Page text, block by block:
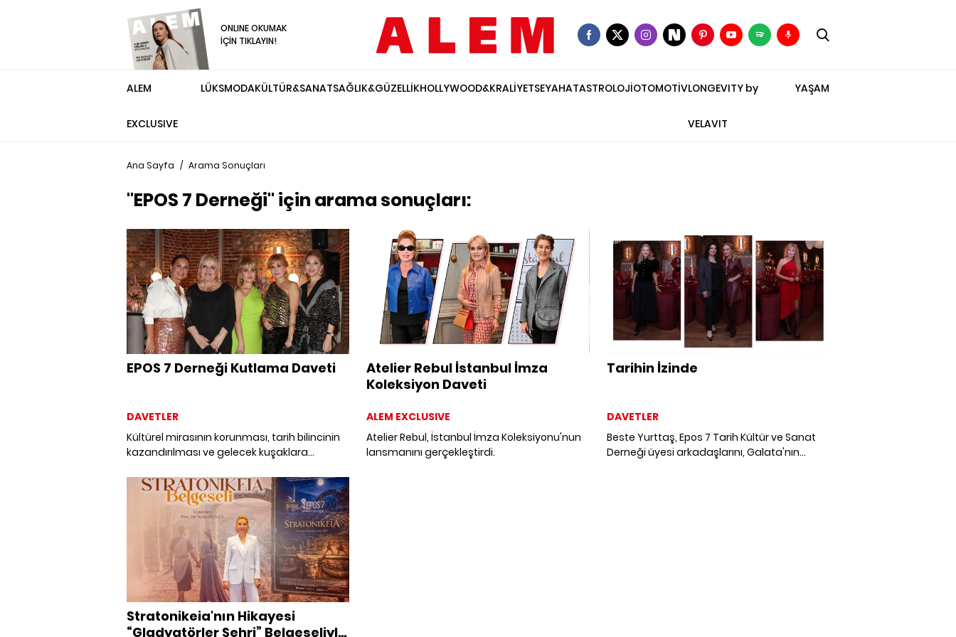
ONLINE OKUMAK
İÇİN TIKLAYIN!
ALEM
EXCLUSIVE
LÜKSMODAKÜLTÜR&SANATSAĞLIK&GÜZELLİKHOLLYWOOD&KRALİYETSEYAHATASTROLOJİOTOMOTİVLONGEVITY by
VELAVIT
YAŞAM
Ana Sayfa / Arama Sonuçları
"EPOS 7 Derneği" için arama sonuçları:
EPOS 7 Derneği Kutlama Daveti
DAVETLER
Kültürel mirasının korunması, tarih bilincinin
kazandırılması ve gelecek kuşaklara
Kültür ve Sanat Derneği, 10. yılını bir bahar
yemeği ile kutladı.
Atelier Rebul İstanbul İmza
Koleksiyon Daveti
ALEM EXCLUSIVE
Atelier Rebul, İstanbul İmza Koleksiyonu'nun
lansmanını gerçekleştirdi.
Tarihin İzinde
DAVETLER
Beste Yurttaş, Epos 7 Tarih Kültür ve Sanat
Derneği üyesi arkadaşlarını, Galata'nın
Stratonikeia'nın Hikayesi
“Gladyatörler Şehri” Belgeseliyle